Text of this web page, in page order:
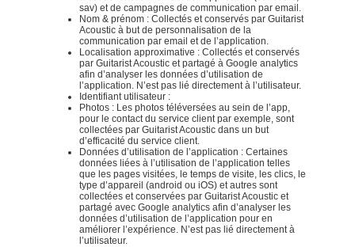
sav) et de campagnes de communication par email.
Nom & prénom : Collectés et conservés par Guitarist
Acoustic à but de personnalisation de la
communication par email et de l’application.
Localisation approximative : Collectés et conservés
par Guitarist Acoustic et partagé à Google analytics
afin d’analyser les données d’utilisation de
l’application. N’est pas lié directement à l’utilisateur.
Identifiant utilisateur :
Photos : Les photos téléversées au sein de l’app,
pour le contact du service client par exemple, sont
collectées par Guitarist Acoustic dans un but
d’efficacité du service client.
Données d’utilisation de l’application : Certaines
données liées à l’utilisation de l’application telles
que les pages visitées, le temps de visite, les clics, le
type d’appareil (android ou iOS) et autres sont
collectées et conservées par Guitarist Acoustic et
partagé avec Google analytics afin d’analyser les
données d’utilisation de l’application pour en
améliorer l’expérience. N’est pas lié directement à
l’utilisateur.